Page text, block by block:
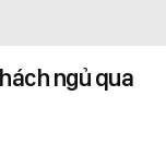
ngủ qua